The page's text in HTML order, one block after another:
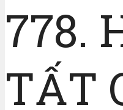
778.
TẤT